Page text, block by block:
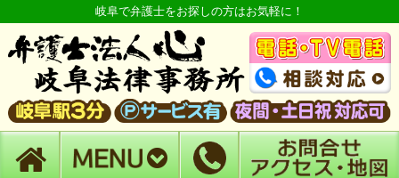
岐阜で弁護士をお探しの方はお気軽に！